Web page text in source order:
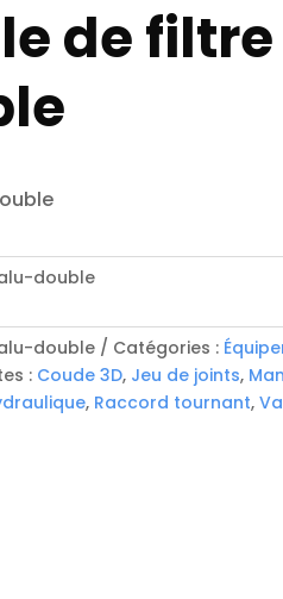
de filtre
double
double Catégories :
: Coude 3D, Jeu de joints,
, Raccord tournant,